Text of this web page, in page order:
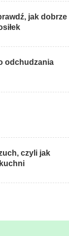
jak dobrze
odchudzania
czyli jak